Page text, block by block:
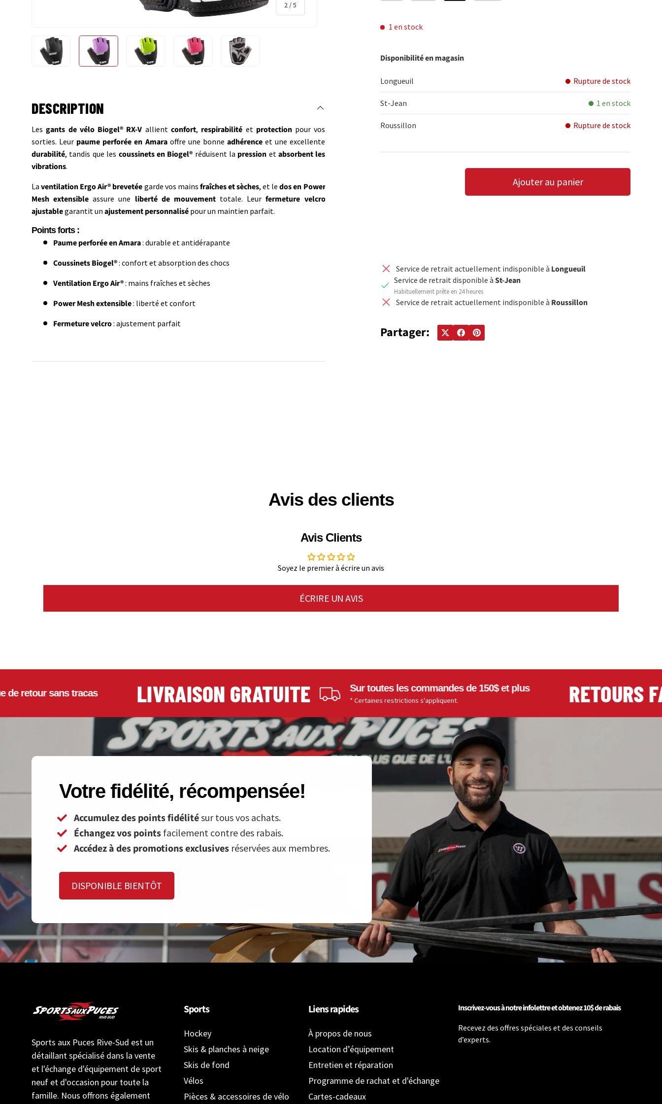
2 /de
5
1 en stock
Disponibilité en magasin
Longueuil Rupture de stock
St-Jean 1 en stock
Roussillon Rupture de stock
AUGMENTER LA QUANTITÉ
Ajouter au panier
Service de retrait actuellement indisponible à Longueuil
Service de retrait disponible àSt-Jean
Habituellement prête en 24 heures
Service de retrait actuellement indisponible à Roussillon
Partager:
DESCRIPTION
Lesgants de vélo Biogel® RX-V allientconfort, respirabilité et protectionpour vos
sorties. Leur paume perforée en Amaraoffre une bonneadhérence et une excellente
durabilité, tandis que les coussinets en Biogel® réduisent la pression etabsorbent les
vibrations.
Laventilation Ergo Air® brevetée garde vos mains fraîches et sèches, et ledos en Power
Mesh extensible assure une liberté de mouvementtotale. Leurfermeture velcro
ajustablegarantit un ajustement personnalisé pour un maintien parfait.
Points forts :
Paume perforée en Amara: durable et antidérapante
Coussinets Biogel®: confort et absorption des chocs
Ventilation Ergo Air®: mains fraîches et sèches
Power Mesh extensible: liberté et confort
Fermeture velcro: ajustement parfait
Avis des clients
Avis Clients
Soyez le premier à écrire un avis
ÉCRIRE UN AVIS
sans tracas LIVRAISON GRATUITE Sur toutes les commandes de 150$ et plus
* Certaines restrictions s'appliquent. RETOURS
Votre fidélité, récompensée!
Accumulez des points fidélitésur tous vos achats.
Échangez vos points facilement contre des rabais.
Accédez à des promotions exclusives réservées aux membres.
DISPONIBLE BIENTÔT
Sports aux Puces Rive-Sud est un
détaillant spécialisé dans la vente
et l'échange d'équipement de sport
neuf et d'occasion pour toute la
famille. Nous offrons également
Sports
Hockey
Skis & planches à neige
Skis de fond
Vélos
Pièces & accessoires de vélo
Liens rapides
À propos de nous
Location d’équipement
Entretien et réparation
Programme de rachat et d'échange
Cartes-cadeaux
Inscrivez-vous à notre infolettre et obtenez 10$ de rabais
Recevez des offres spéciales et des conseils
d’experts.